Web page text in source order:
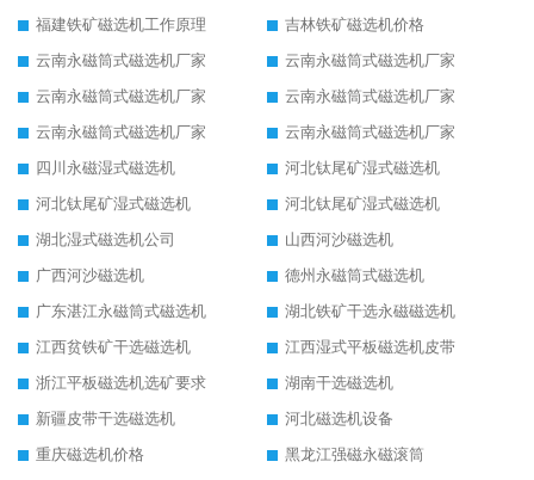
福建铁矿磁选机工作原理
吉林铁矿磁选机价格
云南永磁筒式磁选机厂家
云南永磁筒式磁选机厂家
云南永磁筒式磁选机厂家
云南永磁筒式磁选机厂家
云南永磁筒式磁选机厂家
云南永磁筒式磁选机厂家
四川永磁湿式磁选机
河北钛尾矿湿式磁选机
河北钛尾矿湿式磁选机
河北钛尾矿湿式磁选机
湖北湿式磁选机公司
山西河沙磁选机
广西河沙磁选机
德州永磁筒式磁选机
广东湛江永磁筒式磁选机
湖北铁矿干选永磁磁选机
江西贫铁矿干选磁选机
江西湿式平板磁选机皮带
浙江平板磁选机选矿要求
湖南干选磁选机
新疆皮带干选磁选机
河北磁选机设备
重庆磁选机价格
黑龙江强磁永磁滚筒